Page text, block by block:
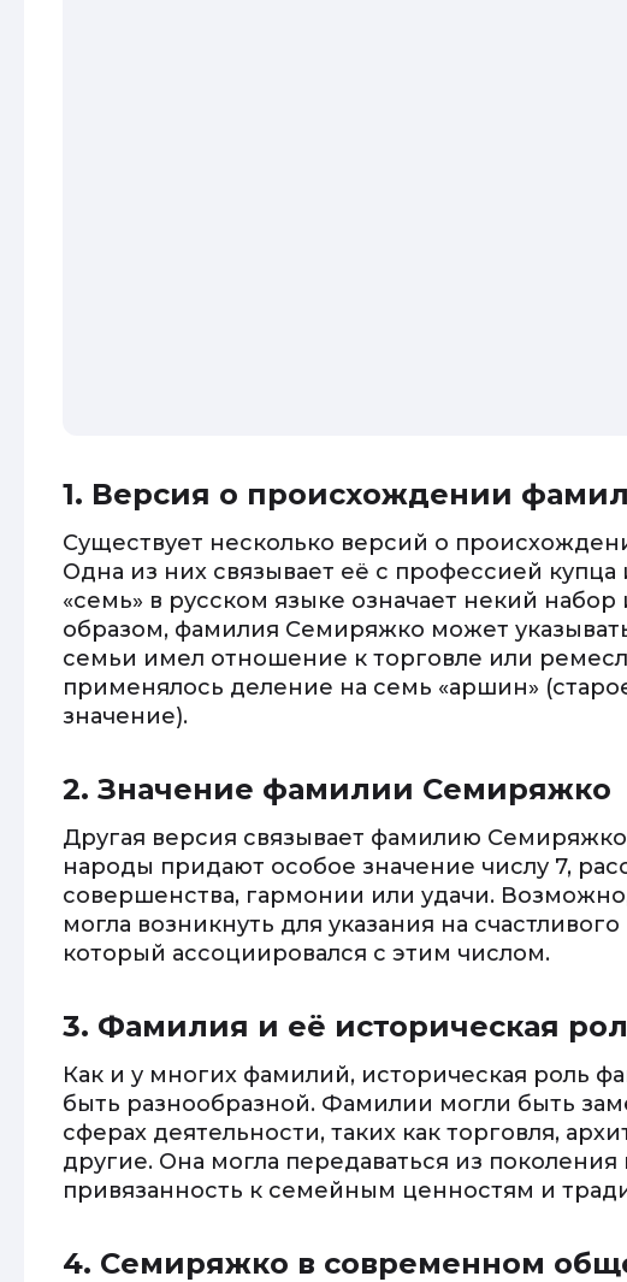
1. Версия о происхождении
Существует несколько версий о
Одна из них связывает её с профессией
«семь» в русском языке означает некий набор
образом, фамилия Семиряжко может
семьи имел отношение к торговле или
применялось деление на семь «аршин»
значение).
2. Значение фамилии Семиряжко
Другая версия связывает фамилию
народы придают особое значение числу 7,
совершенства, гармонии или удачи.
могла возникнуть для указания на
который ассоциировался с этим числом.
3. Фамилия и её историческая
Как и у многих фамилий, историческая роль
быть разнообразной. Фамилии могли быть
сферах деятельности, таких как торговля,
другие. Она могла передаваться из поколения
привязанность к семейным ценностям и
4. Семиряжко в современном